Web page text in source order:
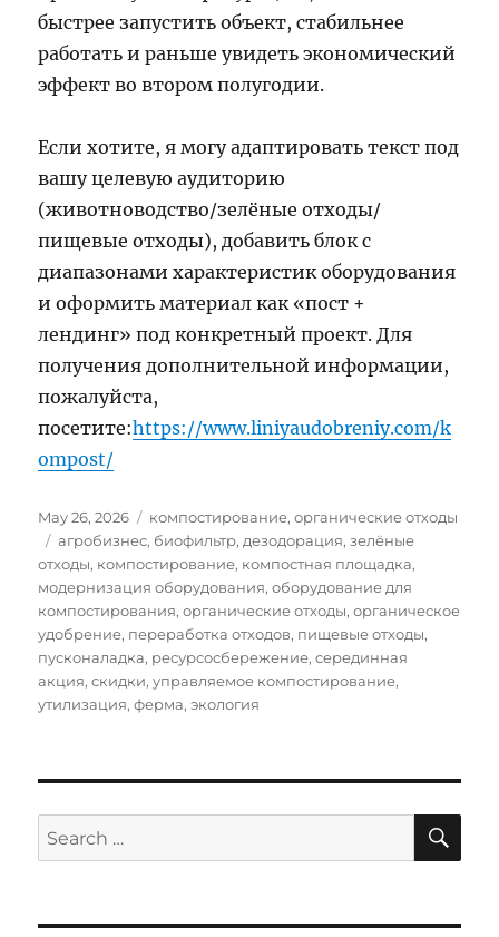
быстрее запустить объект, стабильнее
работать и раньше увидеть экономический
эффект во втором полугодии.
Если хотите, я могу адаптировать текст под
вашу целевую аудиторию
(животноводство/зелёные отходы/
пищевые отходы), добавить блок с
диапазонами характеристик оборудования
и оформить материал как «пост +
лендинг» под конкретный проект. Для
получения дополнительной информации,
пожалуйста,
посетите:https://www.liniyaudobreniy.com/k
ompost/
Posted
on
May 26, 2026 Categories
компостирование,органические отходы
Tags
агробизнес, биофильтр, дезодорация,зелёные
отходы, компостирование, компостная площадка,
модернизация оборудования,оборудование для
компостирования,органические отходы,органическое
удобрение, переработка отходов, пищевые отходы,
пусконаладка, ресурсосбережение,серединная
акция,скидки,управляемое компостирование,
утилизация,ферма,экология
Search
for: